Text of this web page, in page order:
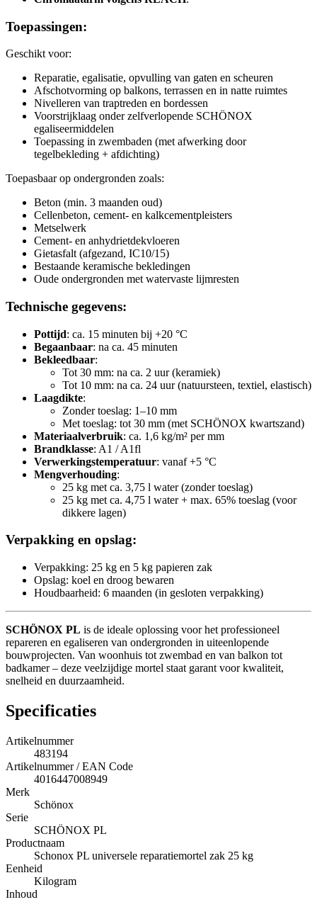
Toepassingen:
Geschikt voor:
Reparatie, egalisatie, opvulling van gaten en scheuren
Afschotvorming op balkons, terrassen en in natte ruimtes
Nivelleren van traptreden en bordessen
Voorstrijklaag onder zelfverlopende SCHÖNOX
egaliseermiddelen
Toepassing in zwembaden (met afwerking door
tegelbekleding + afdichting)
Toepasbaar op ondergronden zoals:
Beton (min. 3 maanden oud)
Cellenbeton, cement- en kalkcementpleisters
Metselwerk
Cement- en anhydrietdekvloeren
Gietasfalt (afgezand, IC10/15)
Bestaande keramische bekledingen
Oude ondergronden met watervaste lijmresten
Technische gegevens:
Pottijd: ca. 15 minuten bij +20 °C
Begaanbaar: na ca. 45 minuten
Bekleedbaar:
Tot 30 mm: na ca. 2 uur (keramiek)
Tot 10 mm: na ca. 24 uur (natuursteen, textiel, elastisch)
Laagdikte:
Zonder toeslag: 1–10 mm
Met toeslag: tot 30 mm (met SCHÖNOX kwartszand)
Materiaalverbruik: ca. 1,6 kg/m² per mm
Brandklasse: A1 / A1fl
Verwerkingstemperatuur: vanaf +5 °C
Mengverhouding:
25 kg met ca. 3,75 l water (zonder toeslag)
25 kg met ca. 4,75 l water + max. 65% toeslag (voor
dikkere lagen)
Verpakking en opslag:
Verpakking: 25 kg en 5 kg papieren zak
Opslag: koel en droog bewaren
Houdbaarheid: 6 maanden (in gesloten verpakking)
SCHÖNOX PL is de ideale oplossing voor het professioneel
repareren en egaliseren van ondergronden in uiteenlopende
bouwprojecten. Van woonhuis tot zwembad en van balkon tot
badkamer – deze veelzijdige mortel staat garant voor kwaliteit,
snelheid en duurzaamheid.
Specificaties
Artikelnummer
483194
Artikelnummer / EAN Code
4016447008949
Merk
Schönox
Serie
SCHÖNOX PL
Productnaam
Schonox PL universele reparatiemortel zak 25 kg
Eenheid
Kilogram
Inhoud